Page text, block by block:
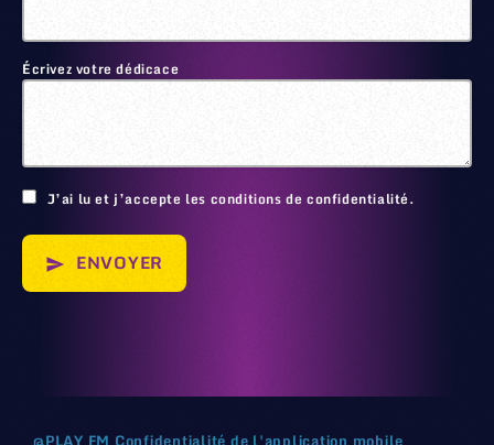
Écrivez votre dédicace
J’ai lu et j’accepte les conditions de confidentialité.
send ENVOYER